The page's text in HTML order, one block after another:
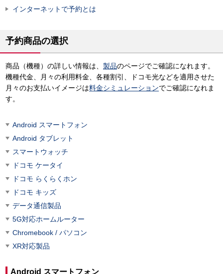
インターネットで予約とは
予約商品の選択
商品（機種）の詳しい情報は、 製品のページでご確認になれます。
機種代金、月々の利用料金、各種割引、ドコモ光などを適用させた
月々のお支払いイメージは料金シミュレーションでご確認になれま
す。
Android スマートフォン
Android タブレット
スマートウォッチ
ドコモ ケータイ
ドコモ らくらくホン
ドコモ キッズ
データ通信製品
5G対応ホームルーター
Chromebook / パソコン
XR対応製品
Android スマートフォン